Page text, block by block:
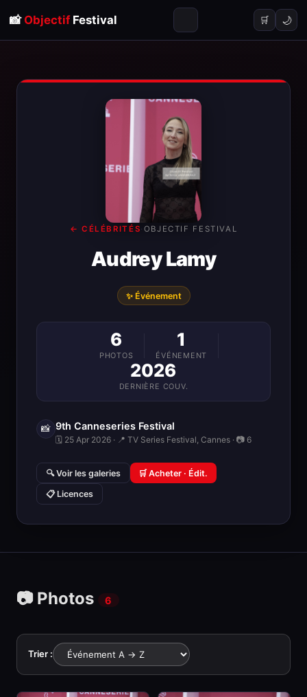
📸 ObjectifFestival 🛒 🌙
← CÉLÉBRITÉS· OBJECTIF FESTIVAL
Audrey Lamy
✨ Événement
6
PHOTOS
1
ÉVÉNEMENT
2026
DERNIÈRE COUV.
📸 9th Canneseries Festival
🗓 25 Apr 2026 · 📍 TV Series Festival, Cannes · 📷 6
🔍 Voir les galeries 🛒 Acheter · Édit.
📋 Licences
📷 Photos 6
Trier :